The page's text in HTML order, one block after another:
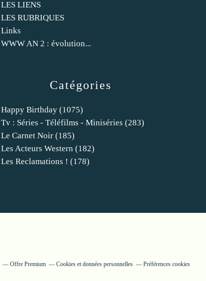
Catégories
Happy Birthday (1075)
Tv : Séries - Téléfilms - Miniséries (283)
Le Carnet Noir (185)
Les Acteurs Western (182)
Les Reclamations ! (178)
LES LIENS
LES RUBRIQUES
Links
WWW AN 2 : évolution...
Offre Premium Cookies et données personnelles Préférences cookies